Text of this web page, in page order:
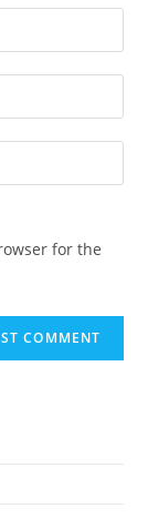
for the